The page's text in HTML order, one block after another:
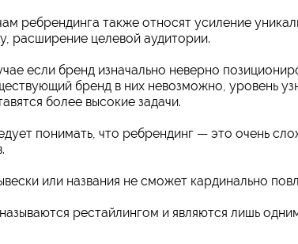
ребрендинга также относят усиление
расширение целевой аудитории.
если бренд изначально неверно
бренд в них невозможно, уровень
более высокие задачи.
понимать, что ребрендинг — это очень
или названия не сможет кардинально
рестайлингом и являются лишь